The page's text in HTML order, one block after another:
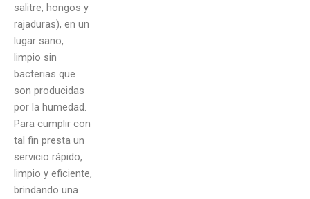
salitre, hongos y
rajaduras), en un
lugar sano,
limpio sin
bacterias que
son producidas
por la humedad.
Para cumplir con
tal fin presta un
servicio rápido,
limpio y eficiente,
brindando una